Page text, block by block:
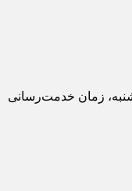
کارکنان از ساعت ۷:۰۰ تا ۱۴:۳۰ است. همچنین در روز‌های پنجشنبه، زمان خدمت‌رسانی